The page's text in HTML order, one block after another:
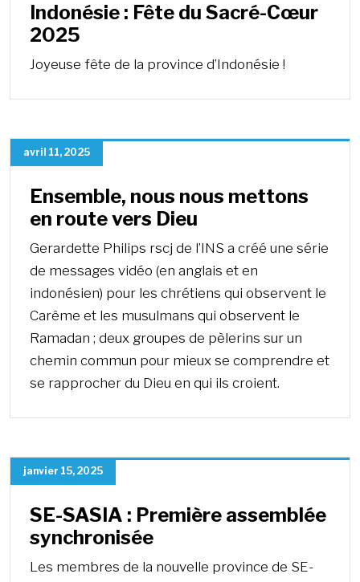
Indonésie : Fête du Sacré-Cœur
2025
Joyeuse fête de la province d’Indonésie !
avril 11, 2025
Ensemble, nous nous mettons
en route vers Dieu
Gerardette Philips rscj de l’INS a créé une série
de messages vidéo (en anglais et en
indonésien) pour les chrétiens qui observent le
Carême et les musulmans qui observent le
Ramadan ; deux groupes de pèlerins sur un
chemin commun pour mieux se comprendre et
se rapprocher du Dieu en qui ils croient.
janvier 15, 2025
SE-SASIA : Première assemblée
synchronisée
Les membres de la nouvelle province de SE-